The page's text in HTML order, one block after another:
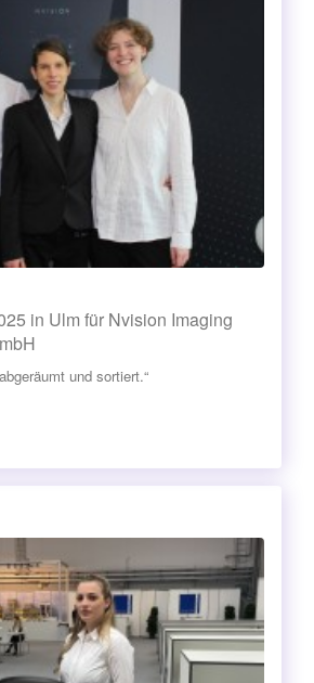
in Ulm für Nvision Imaging
und sortiert.“